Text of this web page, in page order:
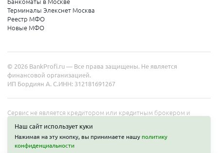
Банкоматы в Москве
Терминалы Элекснет Москва
Реестр МФО
Новые МФО
© 2026 BankProfi.ru — Все права защищены. Не является
финансовой организацией.
ИП Бордиян А. С.ИНН: 312181691267
Сервис не является кредитором или кредитным брокером и
на сайте не является публичной офертой. Полные условия услуг
уточняйте на сайте организаций.
Наш сайт использует куки
Нажимая на эту кнопку, вы принимаете нашу политику
конфиденциальности